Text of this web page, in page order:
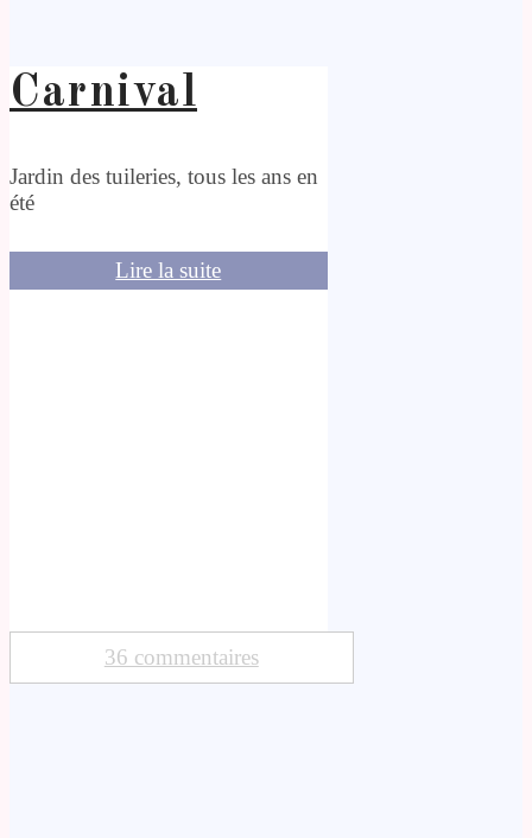
Carnival
Jardin des tuileries, tous les ans en
été
Lire la suite
36 commentaires